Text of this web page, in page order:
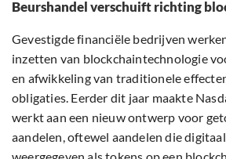
Beurshandel verschuift richting
Gevestigde financiële bedrijven
inzetten van blockchaintechnologie
en afwikkeling van traditionele
obligaties. Eerder dit jaar maakte
werkt aan een nieuw ontwerp voor
aandelen, oftewel aandelen die